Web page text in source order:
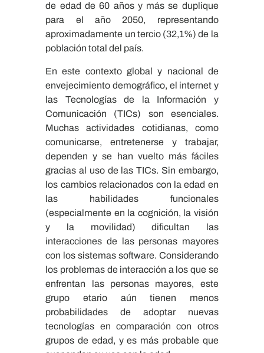
de edad de 60 años y más se duplique
para el año 2050, representando
aproximadamente un tercio (32,1%) de la
población total del país.
En este contexto global y nacional de
envejecimiento demográfico, el internet y
las Tecnologías de la Información y
Comunicación (TICs) son esenciales.
Muchas actividades cotidianas, como
comunicarse, entretenerse y trabajar,
dependen y se han vuelto más fáciles
gracias al uso de las TICs. Sin embargo,
los cambios relacionados con la edad en
las habilidades funcionales
(especialmente en la cognición, la visión
y la movilidad) dificultan las
interacciones de las personas mayores
con los sistemas software. Considerando
los problemas de interacción a los que se
enfrentan las personas mayores, este
grupo etario aún tienen menos
probabilidades de adoptar nuevas
tecnologías en comparación con otros
grupos de edad, y es más probable que